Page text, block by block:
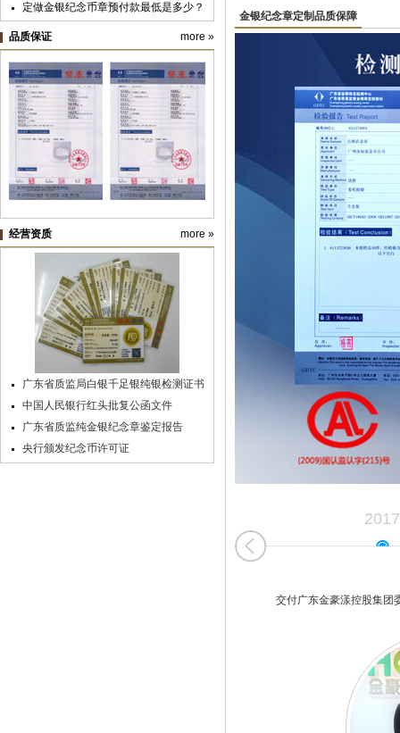
金银纪念章定制品质保障
2017
交付广东金豪漾控股集团
定做金银纪念币章预付款最低是多少？
黄金纯金首饰新国标明年实施，“千足
金”标准取消
纪念银币制作与纪念金币定制：明确使
用目的很重要
纪念币盒子的九大类价格及档次
纯金银纪念章定制材料价格预算
品质保证 more »
经营资质 more »
广东省质监局白银千足银纯银检测证书
中国人民银行红头批复公函文件
广东省质监纯金银纪念章鉴定报告
央行颁发纪念币许可证